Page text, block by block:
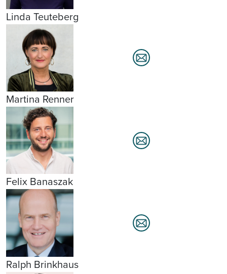
Linda Teuteberg
Martina Renner
Felix Banaszak
Ralph Brinkhaus